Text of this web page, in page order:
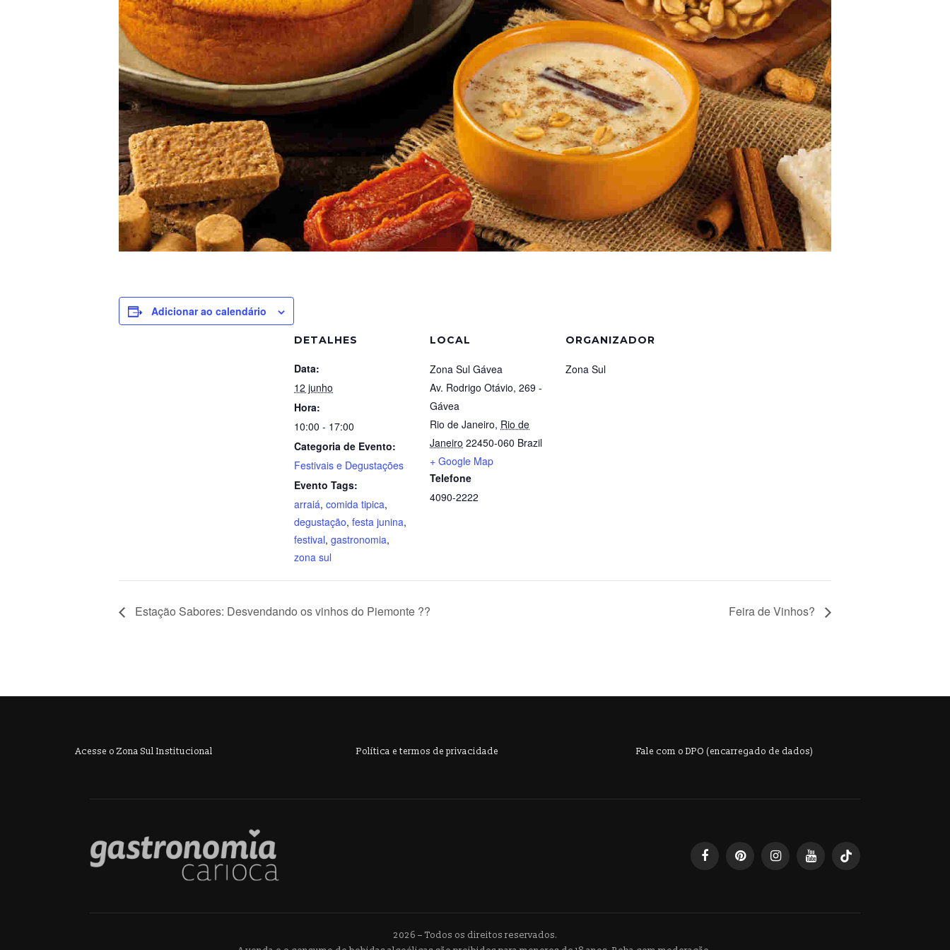
Adicionar ao calendário
DETALHES
Data:
12 junho
Hora:
10:00 - 17:00
Categoria de Evento:
Festivais e Degustações
Evento Tags:
arraiá, comida tipica,
degustação, festa junina,
festival, gastronomia,
zona sul
LOCAL
Zona Sul Gávea
Av. Rodrigo Otávio, 269 -
Gávea
Rio de Janeiro, Rio de
Janeiro 22450-060 Brazil
+ Google Map
Telefone
4090-2222
ORGANIZADOR
Zona Sul
Estação Sabores: Desvendando os vinhos do Piemonte ?? Feira de Vinhos?
Acesse o Zona Sul Institucional Política e termos de privacidade Fale com o DPO (encarregado de dados)
2026 – Todos os direitos reservados.